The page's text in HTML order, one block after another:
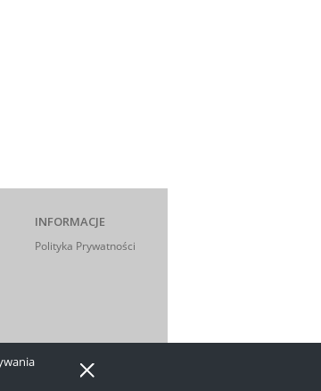
INFORMACJE
Polityka Prywatności